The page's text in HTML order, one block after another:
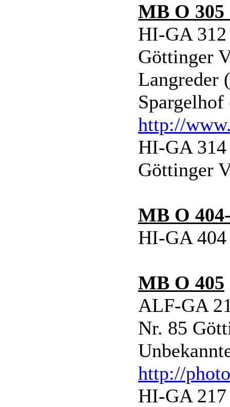
MB O 305
HI-GA 312
Göttinger
Langreder
http://
HI-GA 314
Göttinger
MB O
HI-GA 404
MB O 405
ALF-GA
Nr. 85
http://
HI-GA 217